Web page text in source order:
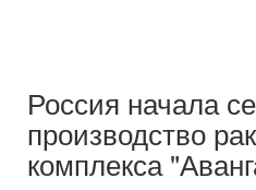
Россия начала
производство
комплекса